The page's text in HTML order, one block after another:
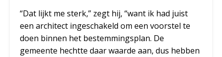
“Dat lijkt me sterk,” zegt hij, “want ik had juist
een architect ingeschakeld om een voorstel te
doen binnen het bestemmingsplan. De
gemeente hechtte daar waarde aan, dus hebben